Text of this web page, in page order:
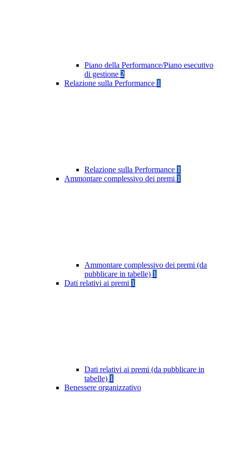
Piano della Performance/Piano esecutivo
di gestione 2
Relazione sulla Performance 1
Relazione sulla Performance 1
Ammontare complessivo dei premi 1
Ammontare complessivo dei premi (da
pubblicare in tabelle) 1
Dati relativi ai premi 1
Dati relativi ai premi (da pubblicare in
tabelle) 1
Benessere organizzativo